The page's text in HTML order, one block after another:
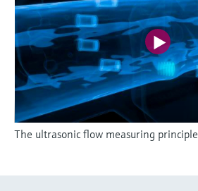
The ultrasonic flow measuring principle